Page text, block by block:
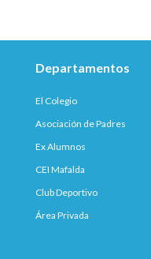
Departamentos
El Colegio
Asociación de Padres
Ex Alumnos
CEI Mafalda
Club Deportivo
Área Privada